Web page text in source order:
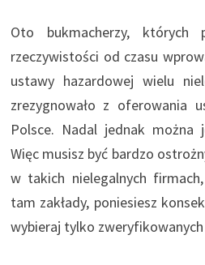
Oto bukmacherzy, których
rzeczywistości od czasu
ustawy hazardowej wielu
zrezygnowało z oferowania
Polsce. Nadal jednak można
Więc musisz być bardzo
w takich nielegalnych
tam zakłady, poniesiesz
wybieraj tylko